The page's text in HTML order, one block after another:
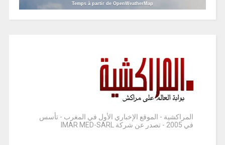
Temps à partir de OpenWeatherMap
المراكشية - الموقع الإخباري الأول في المغرب - تأسس
في 2005 - تصدر عن شركة IMAR MED-SARL